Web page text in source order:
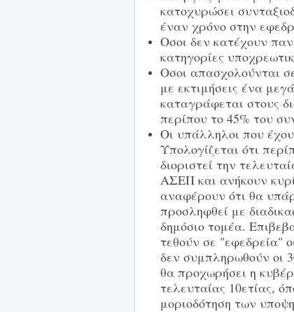
κατοχυρώσει
έναν χρόνο στην
Οσοι δεν κατέχουν
κατηγορίες
Οσοι απασχολούνται
με εκτιμήσεις ένα
καταγράφεται στους
περίπου το 45% του
Οι υπάλληλοι που
Υπολογίζεται ότι
διοριστεί την
ΑΣΕΠ και ανήκουν
αναφέρουν ότι θα
προσληφθεί με
δημόσιο τομέα.
τεθούν σε "εφεδρεία"
δεν συμπληρωθούν οι
θα προχωρήσει η
τελευταίας 10ετίας,
μοριοδότηση των